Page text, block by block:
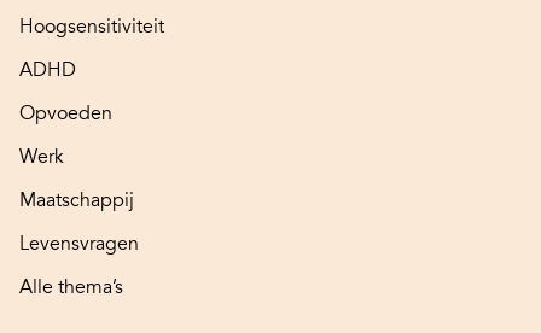
Hoogsensitiviteit
ADHD
Opvoeden
Werk
Maatschappij
Levensvragen
Alle thema’s